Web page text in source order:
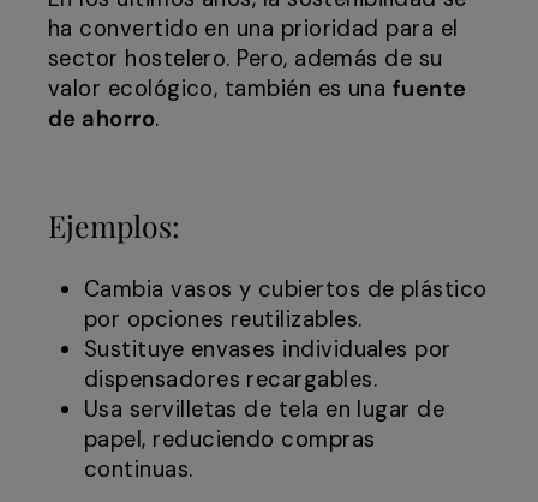
ha convertido en una prioridad para el
sector hostelero. Pero, además de su
valor ecológico, también es una fuente
de ahorro.
Ejemplos:
Cambia vasos y cubiertos de plástico
por opciones reutilizables.
Sustituye envases individuales por
dispensadores recargables.
Usa servilletas de tela en lugar de
papel, reduciendo compras
continuas.